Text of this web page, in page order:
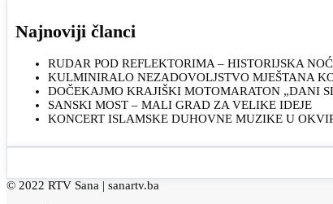
Najnoviji članci
RUDAR POD REFLEKTORIMA – HISTORIJSKA
KULMINIRALO NEZADOVOLJSTVO MJEŠTANA
DOČEKAJMO KRAJIŠKI MOTOMARATON „DANI
SANSKI MOST – MALI GRAD ZA VELIKE IDEJE
KONCERT ISLAMSKE DUHOVNE MUZIKE U
© 2022 RTV Sana | sanartv.ba